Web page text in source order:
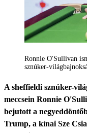
Ronnie O'Sullivan
sznúker-
A sheffieldi sznúker-
meccsein Ronnie
bejutott a
Trump, a kínai Sze